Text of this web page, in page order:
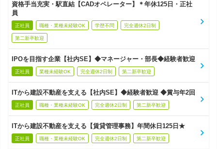
資格手当充実・駅直結【CADオペレーター】＊年休125日・正社
員
正社員 職種・業種未経験OK 学歴不問 完全週休2日制
第二新卒歓迎
IPOを目指す企業【社内SE】◆マネージャー・部長◆経験者歓迎
正社員 業種未経験OK 完全週休2日制 第二新卒歓迎
ITから建設不動産を支える【社内SE】◆経験者歓迎 ◆賞与年2回
正社員 職種・業種未経験OK 完全週休2日制 第二新卒歓迎
ITから建設不動産を支える【賃貸管理事務】年間休日125日★
正社員 職種・業種未経験OK 完全週休2日制 第二新卒歓迎